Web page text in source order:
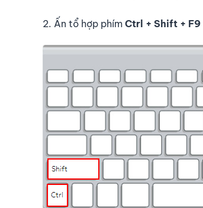
2. Ấn tổ hợp phím Ctrl + Shift + F9